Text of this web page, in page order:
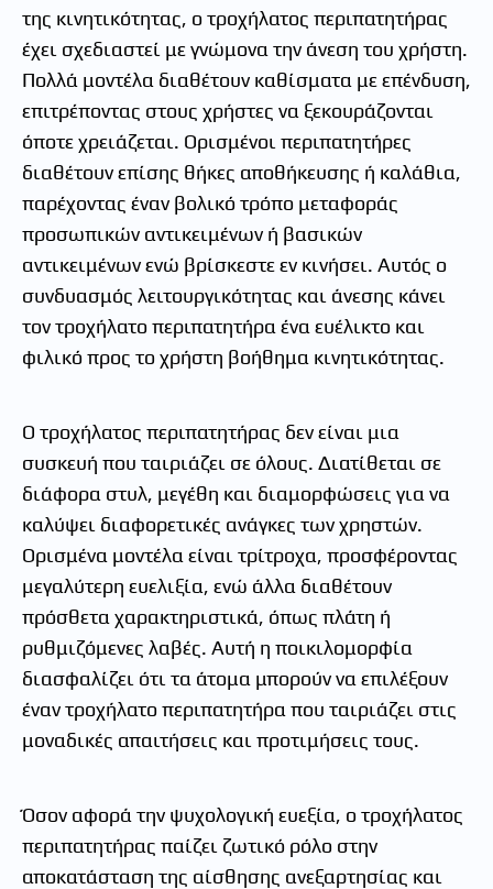
της κινητικότητας, ο τροχήλατος περιπατητήρας
έχει σχεδιαστεί με γνώμονα την άνεση του χρήστη.
Πολλά μοντέλα διαθέτουν καθίσματα με επένδυση,
επιτρέποντας στους χρήστες να ξεκουράζονται
όποτε χρειάζεται. Ορισμένοι περιπατητήρες
διαθέτουν επίσης θήκες αποθήκευσης ή καλάθια,
παρέχοντας έναν βολικό τρόπο μεταφοράς
προσωπικών αντικειμένων ή βασικών
αντικειμένων ενώ βρίσκεστε εν κινήσει. Αυτός ο
συνδυασμός λειτουργικότητας και άνεσης κάνει
τον τροχήλατο περιπατητήρα ένα ευέλικτο και
φιλικό προς το χρήστη βοήθημα κινητικότητας.
Ο τροχήλατος περιπατητήρας δεν είναι μια
συσκευή που ταιριάζει σε όλους. Διατίθεται σε
διάφορα στυλ, μεγέθη και διαμορφώσεις για να
καλύψει διαφορετικές ανάγκες των χρηστών.
Ορισμένα μοντέλα είναι τρίτροχα, προσφέροντας
μεγαλύτερη ευελιξία, ενώ άλλα διαθέτουν
πρόσθετα χαρακτηριστικά, όπως πλάτη ή
ρυθμιζόμενες λαβές. Αυτή η ποικιλομορφία
διασφαλίζει ότι τα άτομα μπορούν να επιλέξουν
έναν τροχήλατο περιπατητήρα που ταιριάζει στις
μοναδικές απαιτήσεις και προτιμήσεις τους.
Όσον αφορά την ψυχολογική ευεξία, ο τροχήλατος
περιπατητήρας παίζει ζωτικό ρόλο στην
αποκατάσταση της αίσθησης ανεξαρτησίας και